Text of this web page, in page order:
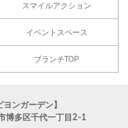
スマイルアクション
イベントスペース
ブランチTOP
ヨンガーデン】
博多区千代一丁目2-1